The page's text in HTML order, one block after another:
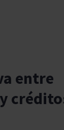
entre